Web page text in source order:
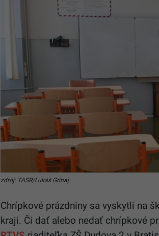
zdroj: TASR/Lukáš Grinaj
Chrípkové prázdniny sa vyskytli na
kraji. Či dať alebo nedať chrípkové